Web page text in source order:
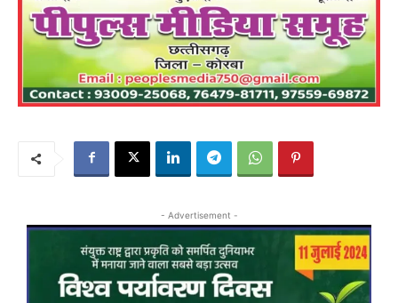
- Advertisement -